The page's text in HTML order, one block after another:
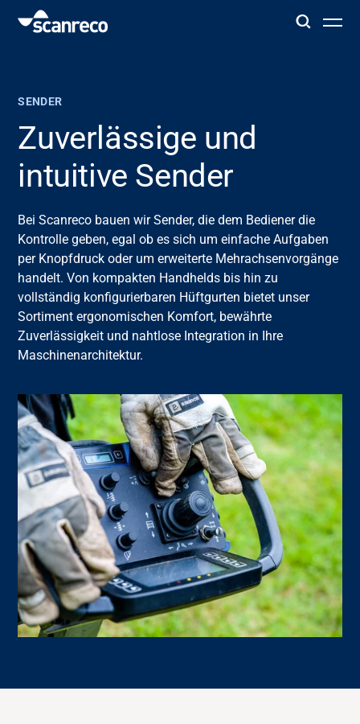
Bedienerproduktivität und Sicherheit
Branchen
Wissenszentrum
SENDER
Zuverlässige und
intuitive Sender
Bei Scanreco bauen wir Sender, die dem Bediener die
Kontrolle geben, egal ob es sich um einfache Aufgaben
per Knopfdruck oder um erweiterte Mehrachsenvorgänge
handelt. Von kompakten Handhelds bis hin zu
vollständig konfigurierbaren Hüftgurten bietet unser
Sortiment ergonomischen Komfort, bewährte
Zuverlässigkeit und nahtlose Integration in Ihre
Maschinenarchitektur.